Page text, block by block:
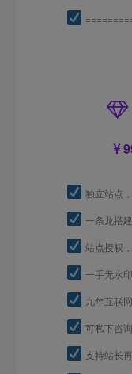
独立站点
一条龙搭
站点授权
一手无水
九年互联
可私下咨
支持站长